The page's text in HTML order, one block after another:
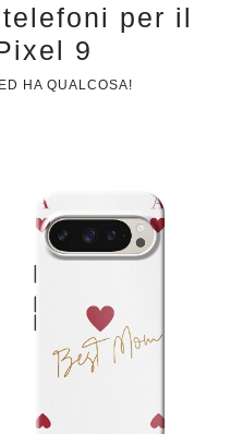
per il
9
HA QUALCOSA!